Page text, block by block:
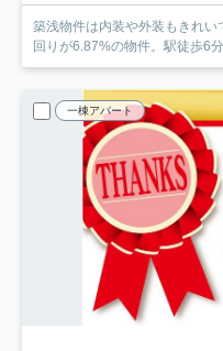
築浅物件は内装や外装もきれい
回りが6.87%の物件。駅徒歩6分
一棟アパート